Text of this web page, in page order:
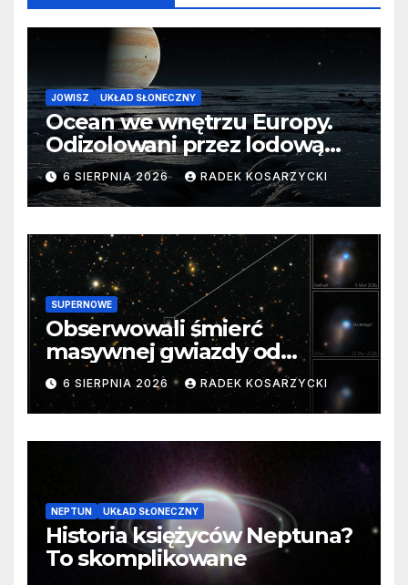
JOWISZ UKŁAD SŁONECZNY
Ocean we wnętrzu Europy.
Odizolowani przez lodową
barierę
6 SIERPNIA 2026 RADEK KOSARZYCKI
SUPERNOWE
Obserwowali śmierć
masywnej gwiazdy od
samego początku. Niezwykle
cenne dane
6 SIERPNIA 2026 RADEK KOSARZYCKI
NEPTUN UKŁAD SŁONECZNY
Historia księżyców Neptuna?
To skomplikowane